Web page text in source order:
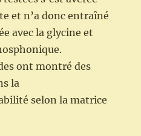
et n’a donc entraîné
avec la glycine et
ont montré des
la
selon la matrice